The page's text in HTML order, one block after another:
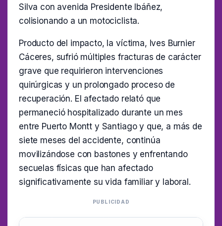
Silva con avenida Presidente Ibáñez,
colisionando a un motociclista.
Producto del impacto, la víctima, Ives Burnier
Cáceres, sufrió múltiples fracturas de carácter
grave que requirieron intervenciones
quirúrgicas y un prolongado proceso de
recuperación. El afectado relató que
permaneció hospitalizado durante un mes
entre Puerto Montt y Santiago y que, a más de
siete meses del accidente, continúa
movilizándose con bastones y enfrentando
secuelas físicas que han afectado
significativamente su vida familiar y laboral.
PUBLICIDAD